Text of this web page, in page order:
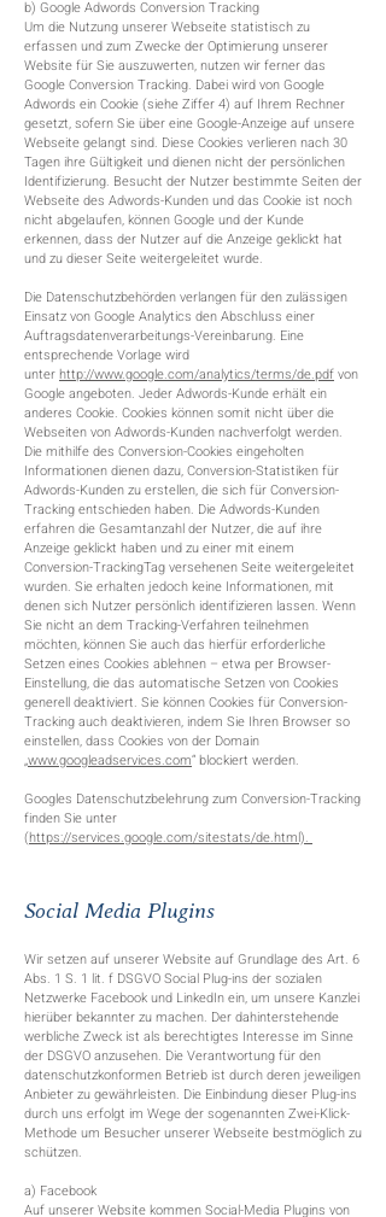
b) Google Adwords Conversion Tracking
Um die Nutzung unserer Webseite statistisch zu
erfassen und zum Zwecke der Optimierung unserer
Website für Sie auszuwerten, nutzen wir ferner das
Google Conversion Tracking. Dabei wird von Google
Adwords ein Cookie (siehe Ziffer 4) auf Ihrem Rechner
gesetzt, sofern Sie über eine Google-Anzeige auf unsere
Webseite gelangt sind. Diese Cookies verlieren nach 30
Tagen ihre Gültigkeit und dienen nicht der persönlichen
Identifizierung. Besucht der Nutzer bestimmte Seiten der
Webseite des Adwords-Kunden und das Cookie ist noch
nicht abgelaufen, können Google und der Kunde
erkennen, dass der Nutzer auf die Anzeige geklickt hat
und zu dieser Seite weitergeleitet wurde.
Die Datenschutzbehörden verlangen für den zulässigen
Einsatz von Google Analytics den Abschluss einer
Auftragsdatenverarbeitungs-Vereinbarung. Eine
entsprechende Vorlage wird
unterhttp://www.google.com/analytics/terms/de.pdfvon
Google angeboten. Jeder Adwords-Kunde erhält ein
anderes Cookie. Cookies können somit nicht über die
Webseiten von Adwords-Kunden nachverfolgt werden.
Die mithilfe des Conversion-Cookies eingeholten
Informationen dienen dazu, Conversion-Statistiken für
Adwords-Kunden zu erstellen, die sich für Conversion-
Tracking entschieden haben. Die Adwords-Kunden
erfahren die Gesamtanzahl der Nutzer, die auf ihre
Anzeige geklickt haben und zu einer mit einem
Conversion-TrackingTag versehenen Seite weitergeleitet
wurden. Sie erhalten jedoch keine Informationen, mit
denen sich Nutzer persönlich identifizieren lassen. Wenn
Sie nicht an dem Tracking-Verfahren teilnehmen
möchten, können Sie auch das hierfür erforderliche
Setzen eines Cookies ablehnen – etwa per Browser-
Einstellung, die das automatische Setzen von Cookies
generell deaktiviert. Sie können Cookies für Conversion-
Tracking auch deaktivieren, indem Sie Ihren Browser so
einstellen, dass Cookies von der Domain
„www.googleadservices.com“ blockiert werden.
Googles Datenschutzbelehrung zum Conversion-Tracking
finden Sie unter
(https://services.google.com/sitestats/de.html).
Social Media Plugins
Wir setzen auf unserer Website auf Grundlage des Art. 6
Abs. 1 S. 1 lit. f DSGVO Social Plug-ins der sozialen
Netzwerke Facebook und LinkedIn ein, um unsere Kanzlei
hierüber bekannter zu machen. Der dahinterstehende
werbliche Zweck ist als berechtigtes Interesse im Sinne
der DSGVO anzusehen. Die Verantwortung für den
datenschutzkonformen Betrieb ist durch deren jeweiligen
Anbieter zu gewährleisten. Die Einbindung dieser Plug-ins
durch uns erfolgt im Wege der sogenannten Zwei-Klick-
Methode um Besucher unserer Webseite bestmöglich zu
schützen.
a) Facebook
Auf unserer Website kommen Social-Media Plugins von